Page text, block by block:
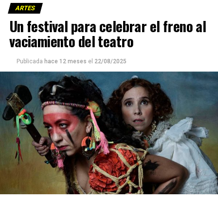
ARTES
Un festival para celebrar el freno al
vaciamiento del teatro
Publicada hace 12 meses el 22/08/2025